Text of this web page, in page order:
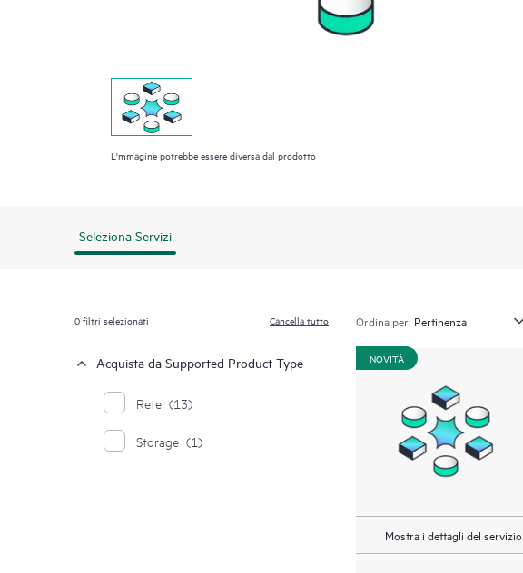
L'mmagine potrebbe essere diversa dal prodotto
Seleziona Servizi
0filtri selezionati Cancella tutto
Acquista da Supported Product Type
Rete (13)
Storage (1)
Ordina per:
NOVITÀ
Mostra i dettagli del servizio